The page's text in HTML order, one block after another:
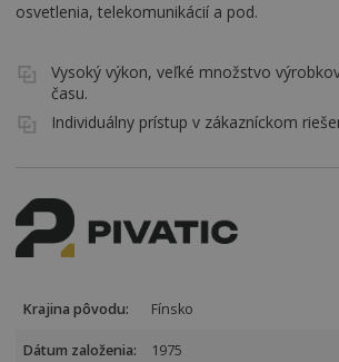
osvetlenia, telekomunikácií a pod.
Vysoký výkon, veľké množstvo
času.
Individuálny prístup v zákazníckom
Krajina pôvodu: Fínsko
Dátum založenia: 1975